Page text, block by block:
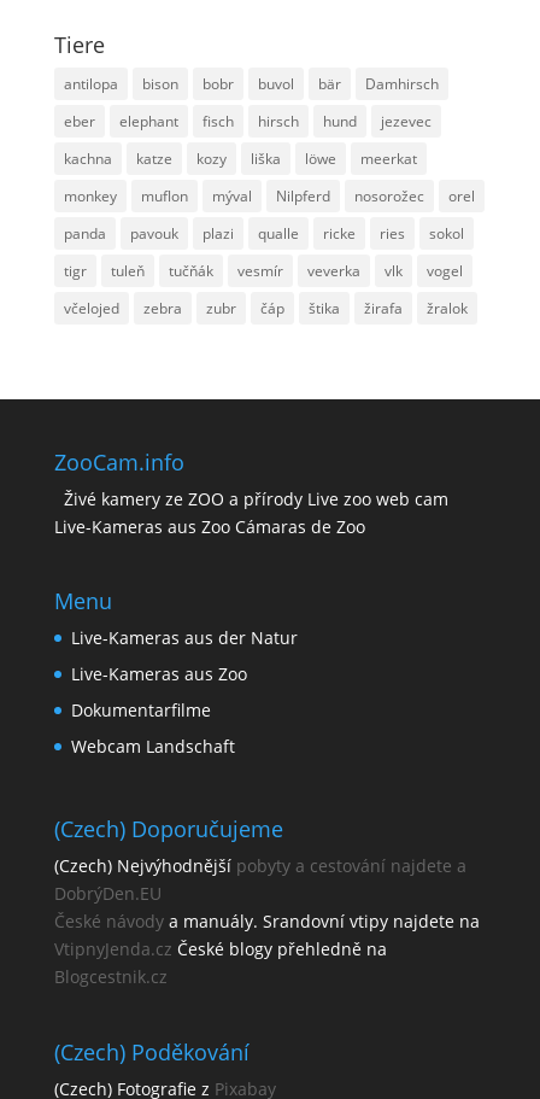
Tiere
antilopa bison bobr buvol bär
Damhirsch
eber
elephant fisch hirsch hund
jezevec
kachna
katze kozy liška löwe
meerkat
monkey
muflon mýval Nilpferd nosorožec
orel
panda
pavouk plazi qualle ricke ries
sokol
tigr
tuleň tučňák vesmír veverka vlk
vogel
včelojed
zebra zubr čáp štika žirafa žralok
ZooCam.info
Živé kamery ze ZOO a přírody Live zoo web cam
Live-Kameras aus Zoo Cámaras de Zoo
Menu
Live-Kameras aus der Natur
Live-Kameras aus Zoo
Dokumentarfilme
Webcam Landschaft
(Czech) Doporučujeme
(Czech) Nejvýhodnější pobyty a cestování najdete a
DobrýDen.EU
České návodya manuály. Srandovní vtipy najdete na
VtipnyJenda.cz České blogy přehledně na
Blogcestnik.cz
(Czech) Poděkování
(Czech) Fotografie z Pixabay